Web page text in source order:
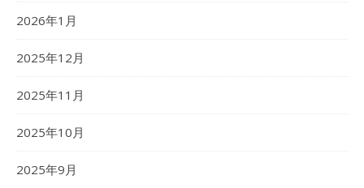
2026年1月
2025年12月
2025年11月
2025年10月
2025年9月